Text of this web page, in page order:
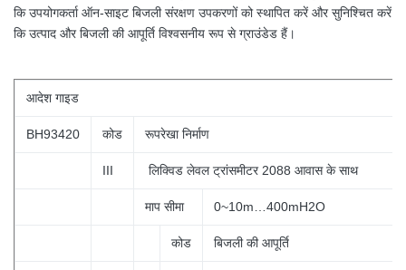
कि उपयोगकर्ता ऑन-साइट बिजली संरक्षण उपकरणों को स्थापित करें और सुनिश्चित करें
कि उत्पाद और बिजली की आपूर्ति विश्वसनीय रूप से ग्राउंडेड हैं।
आदेश गाइड
BH93420 कोड रूपरेखा निर्माण
III लिक्विड लेवल ट्रांसमीटर 2088 आवास के साथ
माप सीमा 0~10m…400mH2O
कोड बिजली की आपूर्ति